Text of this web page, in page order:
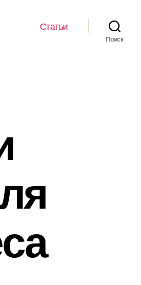
Статьи
Поиск